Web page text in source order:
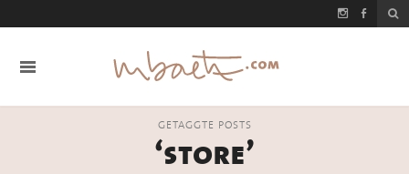
GETAGGTE POSTS
‘store’